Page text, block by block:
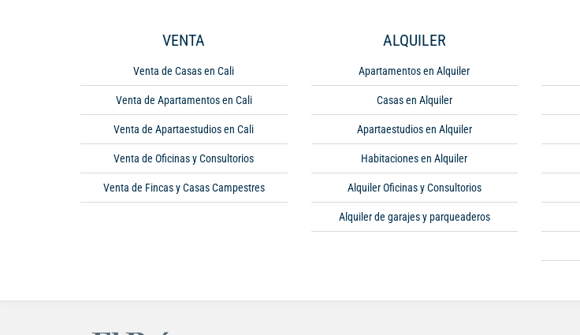
VENTA
Venta de Casas en Cali
Venta de Apartamentos en Cali
Venta de Apartaestudios en Cali
Venta de Oficinas y Consultorios
Venta de Fincas y Casas Campestres
ALQUILER
Apartamentos en Alquiler
Casas en Alquiler
Apartaestudios en Alquiler
Habitaciones en Alquiler
Alquiler Oficinas y Consultorios
Alquiler de garajes y parqueaderos